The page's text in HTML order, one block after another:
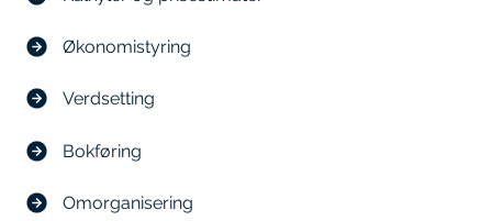
Økonomistyring
Verdsetting
Bokføring
Omorganisering